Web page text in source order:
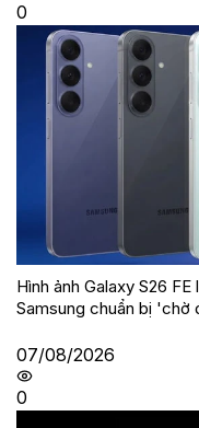
0
Hình ảnh Galaxy S26
Samsung chuẩn bị 'chờ
07/08/2026
0